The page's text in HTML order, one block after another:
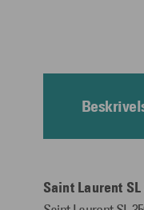
Saint Laurent